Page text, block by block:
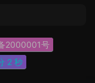
2000001号
4 秒